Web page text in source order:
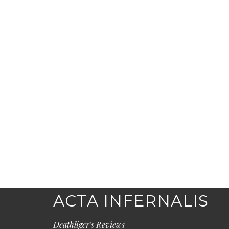
ACTA INFERNALIS
Deathliger's Reviews